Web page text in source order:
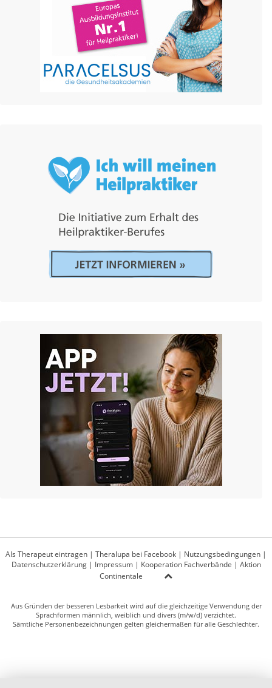
Als Therapeut eintragen | Theralupa bei Facebook | Nutzungsbedingungen |
Datenschutzerklärung| Impressum| Kooperation Fachverbände | Aktion
Continentale
Aus Gründen der besseren Lesbarkeit wird auf die gleichzeitige Verwendung der
Sprachformen männlich, weiblich und divers (m/w/d) verzichtet.
Sämtliche Personenbezeichnungen gelten gleichermaßen für alle Geschlechter.